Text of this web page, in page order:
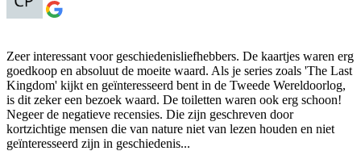
Zeer interessant voor geschiedenisliefhebbers. De kaartjes waren erg
goedkoop en absoluut de moeite waard. Als je series zoals 'The Last
Kingdom' kijkt en geïnteresseerd bent in de Tweede Wereldoorlog,
is dit zeker een bezoek waard. De toiletten waren ook erg schoon!
Negeer de negatieve recensies. Die zijn geschreven door
kortzichtige mensen die van nature niet van lezen houden en niet
geïnteresseerd zijn in geschiedenis...